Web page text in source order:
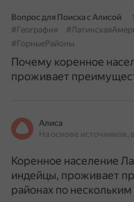
Вопрос для Поиска с Алисой
#География
#ГорныеРайоны
Почему коренное
проживает
Алиса
Коренное население
индейцы, проживает
районах по